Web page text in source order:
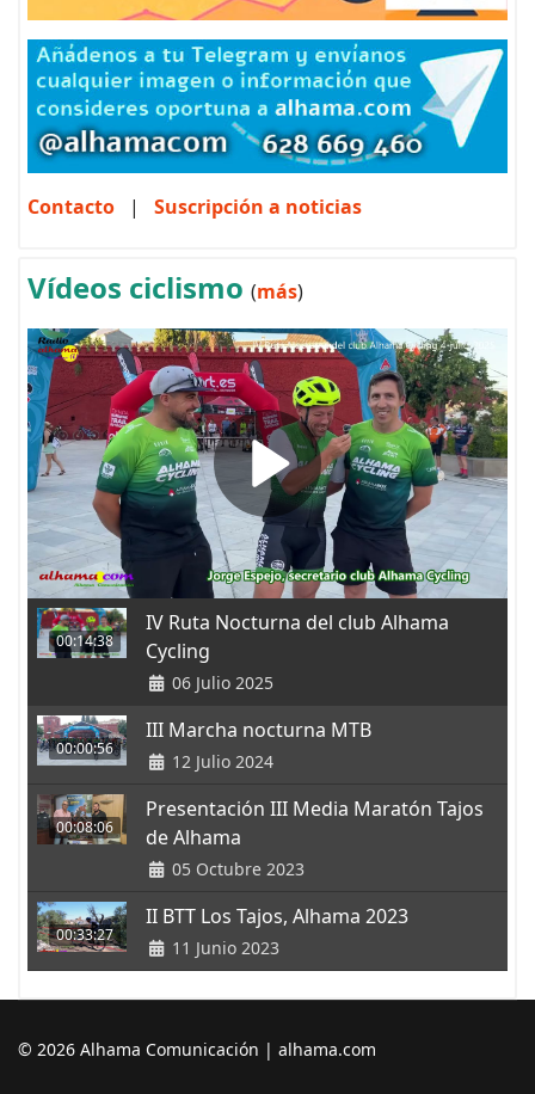
Contacto | Suscripción a noticias
Vídeos ciclismo (más)
00:14:38
IV Ruta Nocturna del club Alhama
Cycling
06 Julio 2025
00:00:56
III Marcha nocturna MTB
12 Julio 2024
00:08:06
Presentación III Media Maratón Tajos
de Alhama
05 Octubre 2023
00:33:27
II BTT Los Tajos, Alhama 2023
11 Junio 2023
© 2026 Alhama Comunicación | alhama.com